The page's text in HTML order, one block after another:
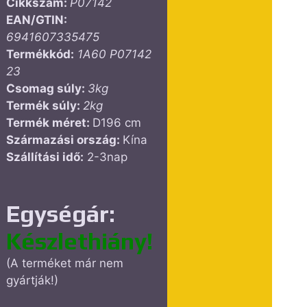
EAN/GTIN:
6941607335475
Termékkód: 1A60 P07142
23
Csomag súly: 3kg
Termék súly: 2kg
Termék méret: D196 cm
Származási ország: Kína
Szállítási idő: 2-3nap
Egységár:
Készlethiány!
(A terméket már nem
gyártják!)